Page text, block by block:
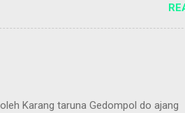
informasi kepada pemohon
Publik di Sekretariat Kantor Desa.
pada hari kerja Senin sampai
08.00 s/d 14.00 Jumat : Pkl. 08.00
Karang taruna Gedompol do ajang